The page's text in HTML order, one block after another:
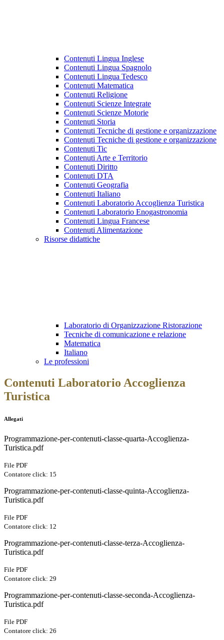
Contenuti Lingua Inglese
Contenuti Lingua Spagnolo
Contenuti Lingua Tedesco
Contenuti Matematica
Contenuti Religione
Contenuti Scienze Integrate
Contenuti Scienze Motorie
Contenuti Storia
Contenuti Tecniche di gestione e organizzazione
Contenuti Tecniche di gestione e organizzazione
Contenuti Tic
Contenuti Arte e Territorio
Contenuti Diritto
Contenuti DTA
Contenuti Geografia
Contenuti Italiano
Contenuti Laboratorio Accoglienza Turistica
Contenuti Laboratorio Enogastronomia
Contenuti Lingua Francese
Contenuti Alimentazione
Risorse didattiche
Laboratorio di Organizzazione Ristorazione
Tecniche di comunicazione e relazione
Matematica
Italiano
Le professioni
Contenuti Laboratorio Accoglienza
Turistica
Allegati
Programmazione-per-contenuti-classe-quarta-Accoglienza-
Turistica.pdf
File PDF
Contatore click: 15
Programmazione-per-contenuti-classe-quinta-Accoglienza-
Turistica.pdf
File PDF
Contatore click: 12
Programmazione-per-contenuti-classe-terza-Accoglienza-
Turistica.pdf
File PDF
Contatore click: 29
Programmazione-per-contenuti-classe-seconda-Accoglienza-
Turistica.pdf
File PDF
Contatore click: 26